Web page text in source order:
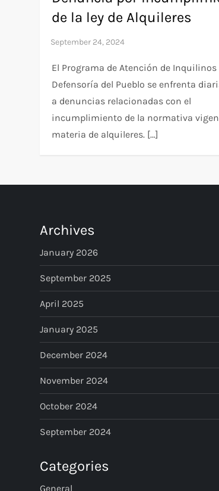
de la ley de Alquileres
El Programa de Atención de Inquilinos
Defensoría del Pueblo se enfrenta
a denuncias relacionadas con el
incumplimiento de la normativa
materia de alquileres. […]
Archives
January 2026
September 2025
April 2025
January 2025
December 2024
November 2024
October 2024
September 2024
Categories
General